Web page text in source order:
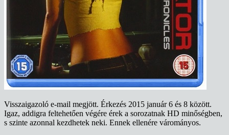
Visszaigazoló e-mail megjött. Érkezés 2015 január 6 és 8 között.
Igaz, addigra feltehetően végére érek a sorozatnak HD minőségben,
s szinte azonnal kezdhetek neki. Ennek ellenére várományos.